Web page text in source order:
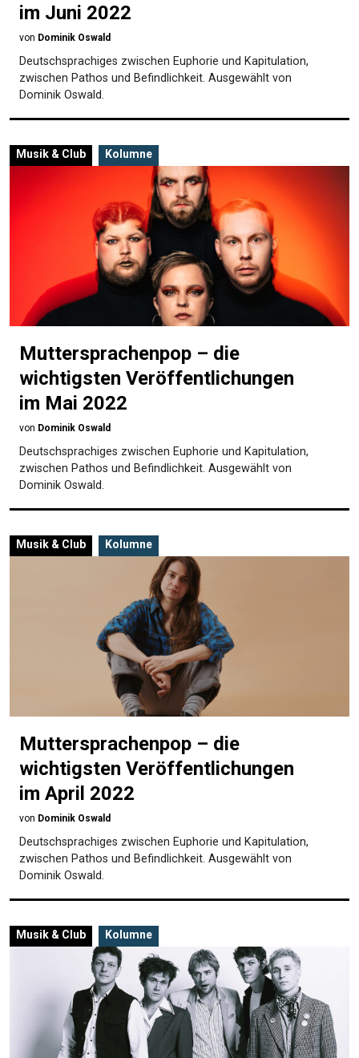
im Juni 2022
von Dominik Oswald
Deutschsprachiges zwischen Euphorie und Kapitulation,
zwischen Pathos und Befindlichkeit. Ausgewählt von
Dominik Oswald.
Musik & Club Kolumne
Muttersprachenpop – die
wichtigsten Veröffentlichungen
im Mai 2022
von Dominik Oswald
Deutschsprachiges zwischen Euphorie und Kapitulation,
zwischen Pathos und Befindlichkeit. Ausgewählt von
Dominik Oswald.
Musik & Club Kolumne
Muttersprachenpop – die
wichtigsten Veröffentlichungen
im April 2022
von Dominik Oswald
Deutschsprachiges zwischen Euphorie und Kapitulation,
zwischen Pathos und Befindlichkeit. Ausgewählt von
Dominik Oswald.
Musik & Club Kolumne